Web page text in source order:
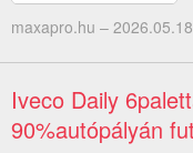
maxapro.hu –
Iveco Daily
90%autópályán